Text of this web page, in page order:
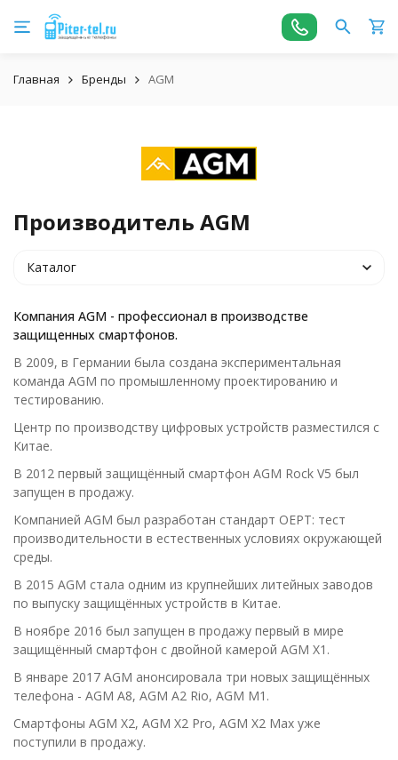
Главная Бренды AGM
Производитель AGM
Каталог
Компания AGM - профессионал в производстве
защищенных смартфонов.
В 2009, в Германии была создана экспериментальная
команда AGM по промышленному проектированию и
тестированию.
Центр по производству цифровых устройств разместился с
Китае.
В 2012 первый защищённый смартфон AGM Rock V5 был
запущен в продажу.
Компанией AGM был разработан стандарт OEPT: тест
производительности в естественных условиях окружающей
среды.
В 2015 AGM стала одним из крупнейших литейных заводов
по выпуску защищённых устройств в Китае.
В ноябре 2016 был запущен в продажу первый в мире
защищённый смартфон с двойной камерой AGM X1.
В январе 2017 AGM анонсировала три новых защищённых
телефона - AGM A8, AGM A2 Rio, AGM M1.
Смартфоны AGM X2, AGM X2 Pro, AGM X2 Max уже
поступили в продажу.